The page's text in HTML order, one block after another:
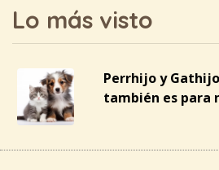
Lo más visto
Perrhijo y
también es para